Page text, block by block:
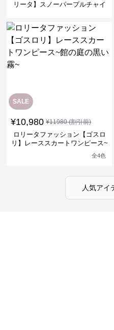
リータ】スノーパープルチャイ
SALE
¥10,980 ¥11980(割引前)
ロリータファッション【ゴスロ
リ】レーススカートワンピース~
全4色
人気アイ